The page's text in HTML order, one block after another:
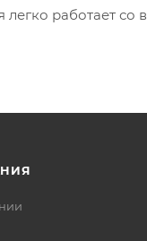
легко работает